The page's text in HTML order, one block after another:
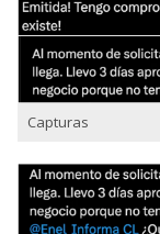
Capturas